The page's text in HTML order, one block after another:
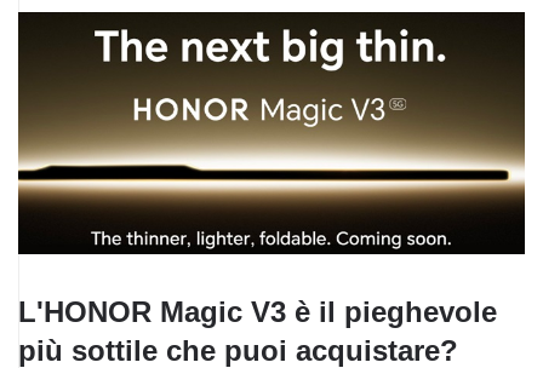
L'HONOR Magic V3 è il pieghevole
più sottile che puoi acquistare?